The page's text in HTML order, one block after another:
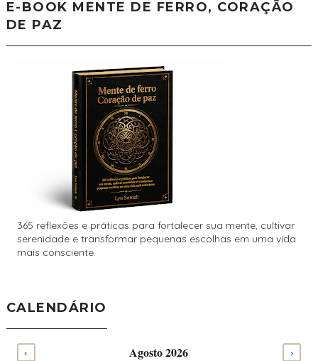
E-BOOK MENTE DE FERRO, CORAÇÃO
DE PAZ
365 reflexões e práticas para fortalecer sua mente, cultivar
serenidade e transformar pequenas escolhas em uma vida
mais consciente.
CALENDÁRIO
‹ Agosto 2026 ›